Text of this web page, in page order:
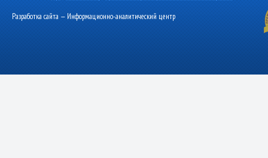
Разработка сайта — Информационно-аналитический центр